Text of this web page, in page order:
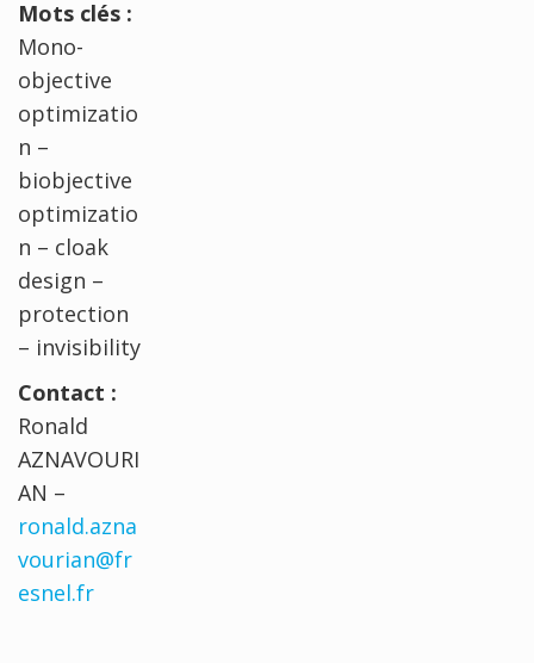
Mots clés :
Mono-
objective
optimizatio
n –
biobjective
optimizatio
n – cloak
design –
protection
– invisibility
Contact :
Ronald
AZNAVOURI
AN –
ronald.azna
vourian@fr
esnel.fr